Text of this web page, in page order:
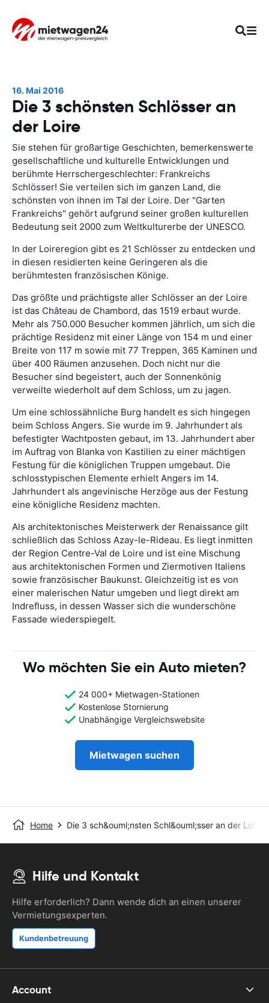
16. Mai 2016
Die 3 schönsten Schlösser an
der Loire
Sie stehen für großartige Geschichten, bemerkenswerte
gesellschaftliche und kulturelle Entwicklungen und
berühmte Herrschergeschlechter: Frankreichs
Schlösser! Sie verteilen sich im ganzen Land, die
schönsten von ihnen im Tal der Loire. Der "Garten
Frankreichs" gehört aufgrund seiner großen kulturellen
Bedeutung seit 2000 zum Weltkulturerbe der UNESCO.
In der Loireregion gibt es 21 Schlösser zu entdecken und
in diesen residierten keine Geringeren als die
berühmtesten französischen Könige.
Das größte und prächtigste aller Schlösser an der Loire
ist das Château de Chambord, das 1519 erbaut wurde.
Mehr als 750.000 Besucher kommen jährlich, um sich die
prächtige Residenz mit einer Länge von 154 m und einer
Breite von 117 m sowie mit 77 Treppen, 365 Kaminen und
über 400 Räumen anzusehen. Doch nicht nur die
Besucher sind begeistert, auch der Sonnenkönig
verweilte wiederholt auf dem Schloss, um zu jagen.
Um eine schlossähnliche Burg handelt es sich hingegen
beim Schloss Angers. Sie wurde im 9. Jahrhundert als
befestigter Wachtposten gebaut, im 13. Jahrhundert aber
im Auftrag von Blanka von Kastilien zu einer mächtigen
Festung für die königlichen Truppen umgebaut. Die
schlosstypischen Elemente erhielt Angers im 14.
Jahrhundert als angevinische Herzöge aus der Festung
eine königliche Residenz machten.
Als architektonisches Meisterwerk der Renaissance gilt
schließlich das Schloss Azay-le-Rideau. Es liegt inmitten
der Region Centre-Val de Loire und ist eine Mischung
aus architektonischen Formen und Ziermotiven Italiens
sowie französischer Baukunst. Gleichzeitig ist es von
einer malerischen Natur umgeben und liegt direkt am
Indrefluss, in dessen Wasser sich die wunderschöne
Fassade wiederspiegelt.
Wo möchten Sie ein Auto mieten?
24 000+ Mietwagen-Stationen
Kostenlose Stornierung
Unabhängige Vergleichswebsite
Mietwagen suchen
Home Die 3 sch&ouml;nsten Schl&ouml;sser an der Loire
Hilfe und Kontakt
Hilfe erforderlich? Dann wende dich an einen unserer
Vermietungsexperten.
Kundenbetreuung
Account